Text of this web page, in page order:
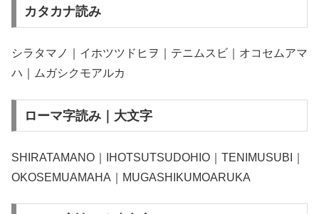
カタカナ読み
シラタマノ｜イホツツドヒヲ｜テニムスビ｜オコセムアマ
ハ｜ムガシクモアルカ
ローマ字読み｜大文字
SHIRATAMANO｜IHOTSUTSUDOHIO｜TENIMUSUBI｜
OKOSEMUAMAHA｜MUGASHIKUMOARUKA